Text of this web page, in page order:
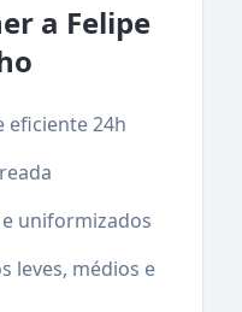
a Felipe
eficiente 24h
uniformizados
leves, médios e